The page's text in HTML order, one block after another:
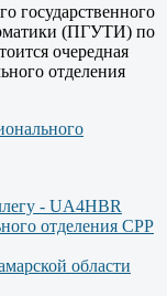
государственного
(ПГУТИ) по
очередная
отделения
- UA4HBR
отделения СРР
области